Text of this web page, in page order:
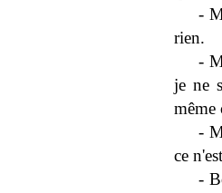
-
rien.
-
je ne
même
-
ce
-